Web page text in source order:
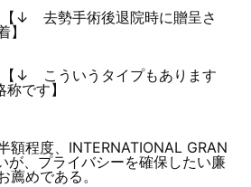
後退院時に贈呈さ
タイプもあります
です】
額程度、INTERNATIONAL GRAN
が、プライバシーを確保したい廉
薦めである。